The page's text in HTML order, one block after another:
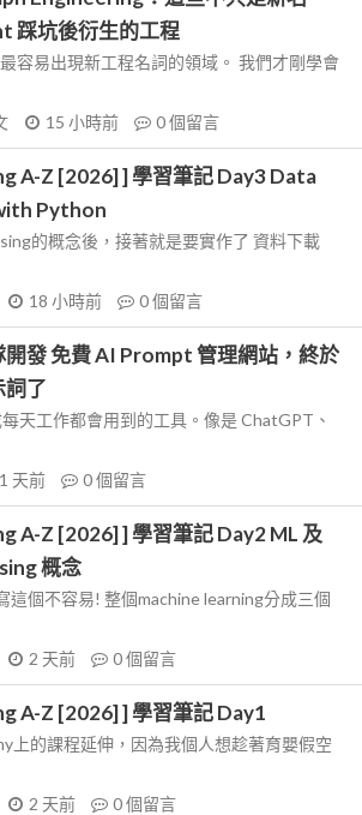
踩坑後衍生的工程
容易出現新工程名詞的領域。 我們才剛學會
15 小時前 0個留言
A-Z [2026] ] 學習筆記 Day3 Data
Python
的概念後，接著就是要實作了 資料下載
18 小時前 0個留言
開發 免費 AI Prompt 管理網站，終於
詞了
天工作都會用到的工具。像是 ChatGPT、
1 天前 0個留言
A-Z [2026] ] 學習筆記 Day2 ML 及
概念
這個不容易! 整個machine learning分成三個
2 天前 0個留言
A-Z [2026] ] 學習筆記 Day1
上的課程延伸，因為我個人想趁著育嬰假空
2 天前 0個留言